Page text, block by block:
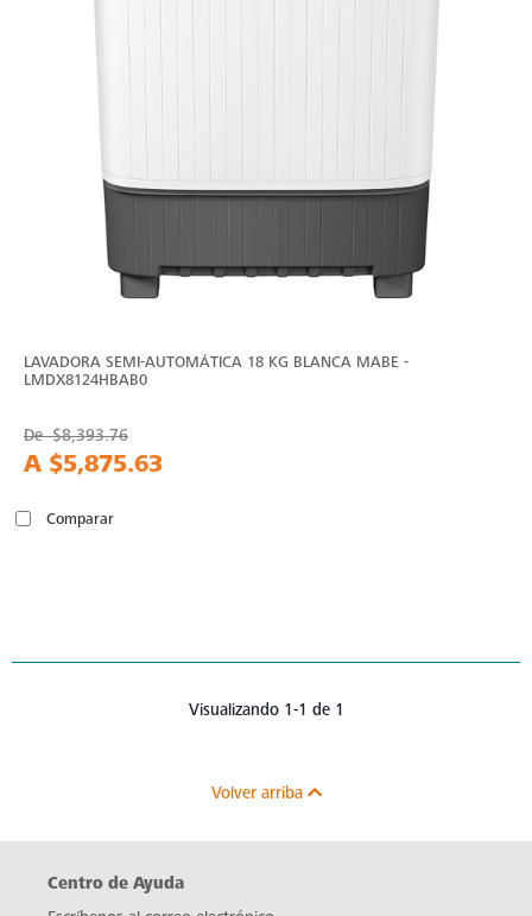
LAVADORA SEMI-AUTOMÁTICA 18 KG BLANCA MABE -
LMDX8124HBAB0
De$8,393.76
A $5,875.63
Comparar
Visualizando 1-1 de 1
Volver arriba
Centro de Ayuda